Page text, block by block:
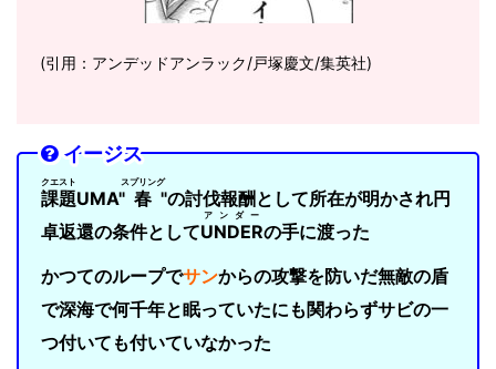
(引用：アンデッドアンラック/戸塚慶文/集英社)
イージス
課題
クエスト
UMA" 春
スプリング
"の討伐報酬として所在が明かされ円
卓返還の条件としてUNDER
アンダー
の手に渡った
かつてのループでサンからの攻撃を防いだ無敵の盾
で深海で何千年と眠っていたにも関わらずサビの一
つ付いても付いていなかった